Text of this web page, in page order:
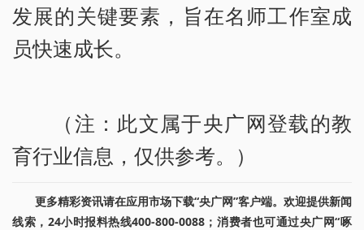
发展的关键要素，旨在名师工作室成
员快速成长。
（注：此文属于央广网登载的教
育行业信息，仅供参考。）
更多精彩资讯请在应用市场下载“央广网”客户端。欢迎提供新闻
线索，24小时报料热线400-800-0088；消费者也可通过央广网“啄